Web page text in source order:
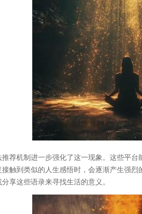
荐机制进一步强化了这一现象。这些平
触到类似的人生感悟时，会逐渐产生强
享这些语录来寻找生活的意义。